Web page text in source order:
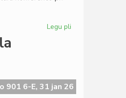
Legu pli
ĉe
la
901 6-E, 31 jan 26